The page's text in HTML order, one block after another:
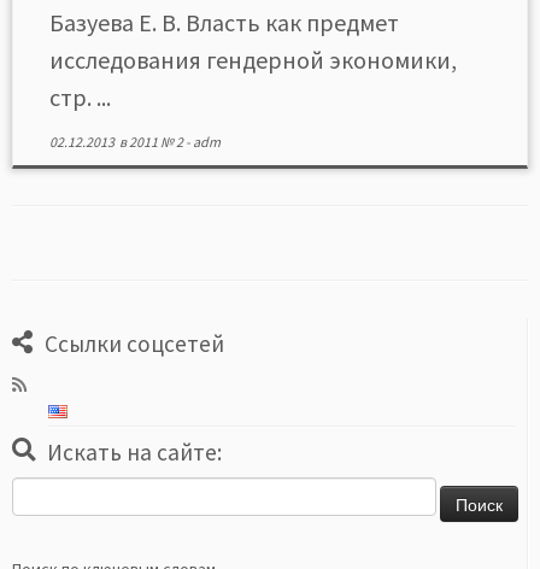
основные причины возникновения гендерной власти
из взаимодействия […]
Базуева Е. В. Власть как предмет
исследования гендерной экономики,
стр. ...
02.12.2013в2011 № 2- adm
Ссылки соцсетей
Искать на сайте: